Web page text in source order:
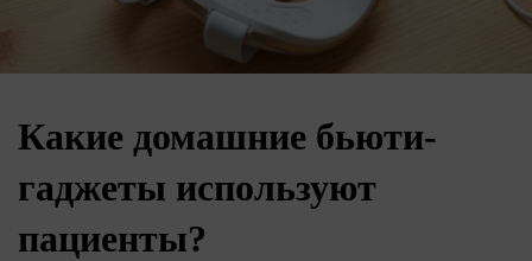
Какие домашние бьюти-
гаджеты используют
пациенты?